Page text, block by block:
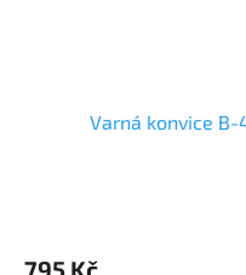
Varná konvice
795 Kč